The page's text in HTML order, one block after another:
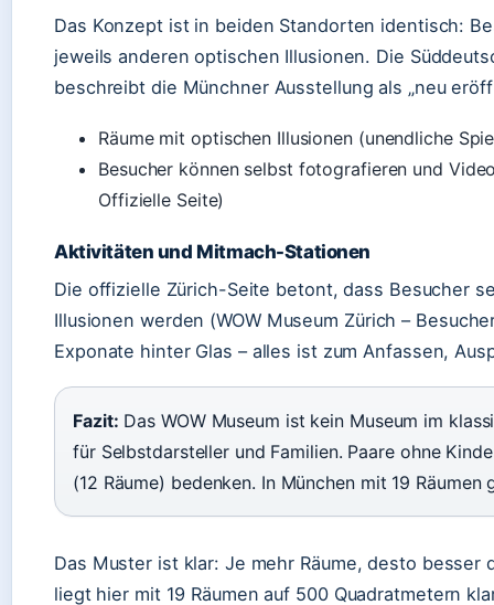
Das Konzept ist in beiden Standorten identisch:
jeweils anderen optischen Illusionen. Die
beschreibt die Münchner Ausstellung als „neu
Räume mit optischen Illusionen (unendliche
Besucher können selbst fotografieren und
Offizielle Seite)
Aktivitäten und Mitmach-Stationen
Die offizielle Zürich-Seite betont, dass Besucher
Illusionen werden (WOW Museum Zürich –
Exponate hinter Glas – alles ist zum Anfassen,
Fazit: Das WOW Museum ist kein Museum im
für Selbstdarsteller und Familien. Paare ohne
(12 Räume) bedenken. In München mit 19
Das Muster ist klar: Je mehr Räume, desto
liegt hier mit 19 Räumen auf 500 Quadratmetern